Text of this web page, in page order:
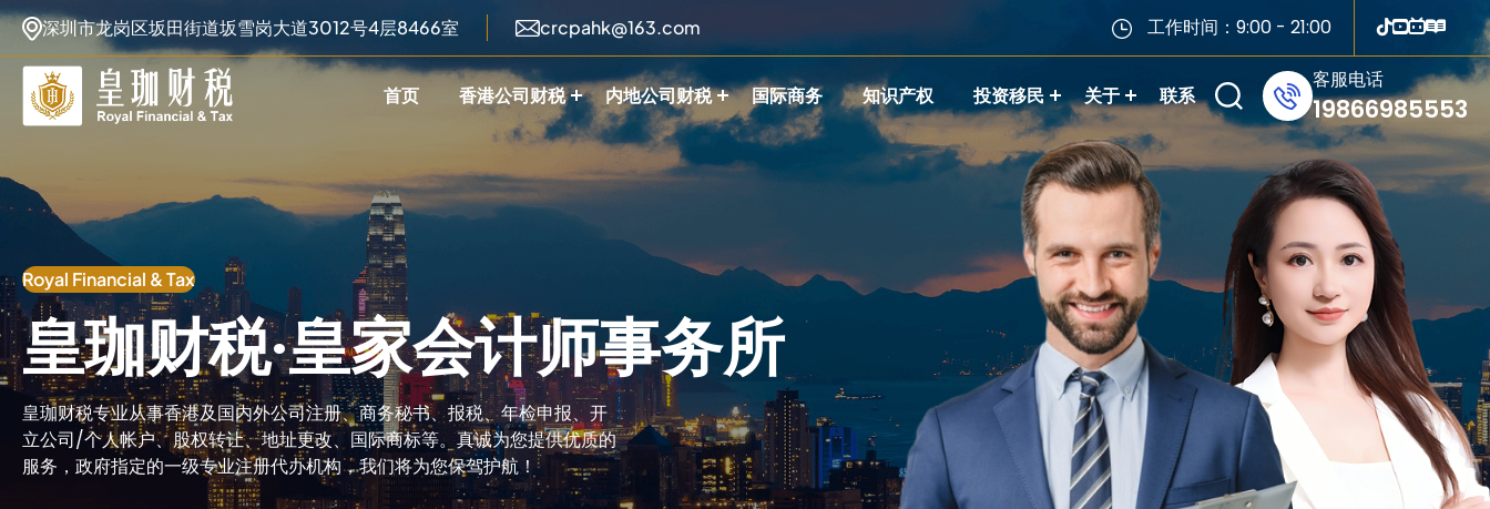
深圳市龙岗区坂田街道坂雪岗大道3012号4层8466室 crcpahk@163.com 工作时间：9:00 - 21:00
首页 香港公司财税 内地公司财税 国际商务 知识产权 投资移民 关于 联系
客服电话
19866985553
Royal Financial & Tax
皇珈财税·皇家会计师事务所
皇珈财税专业从事香港及国内外公司注册、商务秘书、报税、年检申报、开
立公司/个人帐户、股权转让、地址更改、国际商标等。真诚为您提供优质的
服务，政府指定的一级专业注册代办机构，我们将为您保驾护航！